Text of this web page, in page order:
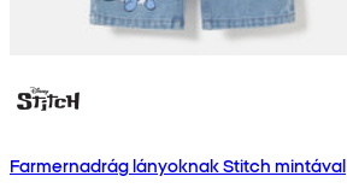
Farmernadrág lányoknak Stitch mintával